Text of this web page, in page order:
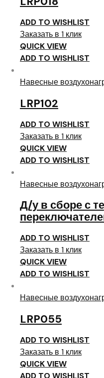
ADD TO WISHLIST
Заказать в 1 клик
QUICK VIEW
ADD TO WISHLIST
Навесные
LRP102
ADD TO WISHLIST
Заказать в 1 клик
QUICK VIEW
ADD TO WISHLIST
Навесные
Д/у в сборе с
ADD TO WISHLIST
Заказать в 1 клик
QUICK VIEW
ADD TO WISHLIST
Навесные
LRP055
ADD TO WISHLIST
Заказать в 1 клик
QUICK VIEW
ADD TO WISHLIST